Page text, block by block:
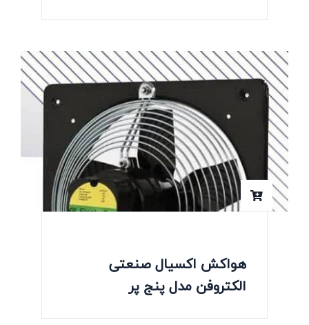
هواکش اکسیال صنعتی
الکتروفن مدل پنج پر